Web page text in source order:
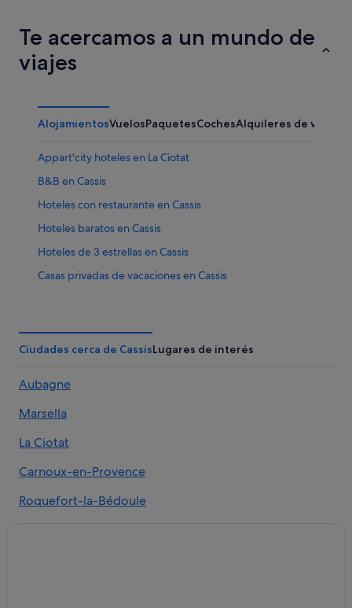
Te acercamos a un mundo de
viajes
AlojamientosVuelosPaquetesCochesAlquileres de
Appart'city hoteles en La Ciotat
B&B en Cassis
Hoteles con restaurante en Cassis
Hoteles baratos en Cassis
Hoteles de 3 estrellas en Cassis
Casas privadas de vacaciones en Cassis
Cassis hoteles
Hoteles de golf en La Ciotat
Hoteles de 4 estrellas en Cassis
B&B en La Ciotat
Castillos en Cassis
Ciudades cerca de CassisLugares de interés
Aubagne
Marsella
La Ciotat
Carnoux-en-Provence
Roquefort-la-Bédoule